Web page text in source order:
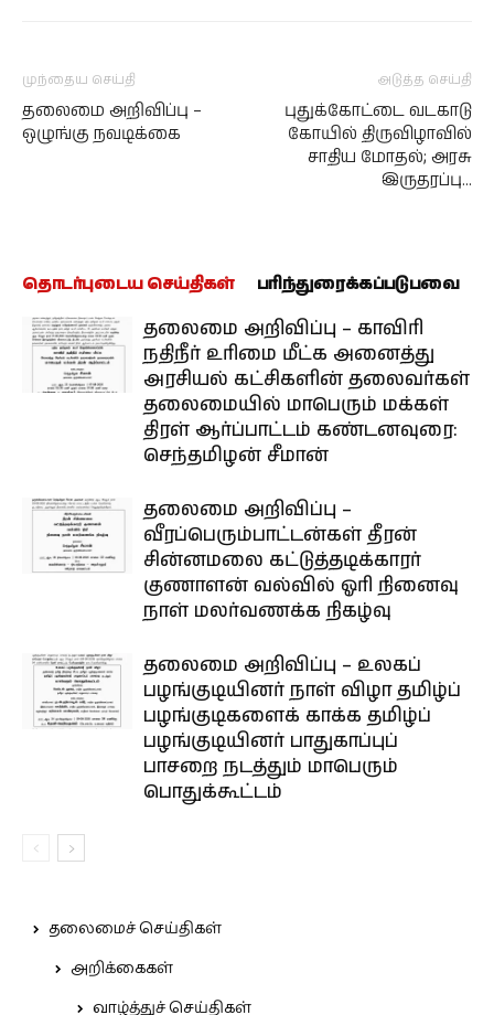
முந்தைய செய்தி
தலைமை அறிவிப்பு –
ஒழுங்கு நவடிக்கை
அடுத்த செய்தி
புதுக்கோட்டை வடகாடு
கோயில் திருவிழாவில்
சாதிய மோதல்; அரசு
இருதரப்பு…
தொடர்புடைய செய்திகள் பரிந்துரைக்கப்படுபவை
தலைமை அறிவிப்பு – காவிரி
நதிநீர் உரிமை மீட்க அனைத்து
அரசியல் கட்சிகளின் தலைவர்கள்
தலைமையில் மாபெரும் மக்கள்
திரள் ஆர்ப்பாட்டம் கண்டனவுரை:
செந்தமிழன் சீமான்
தலைமை அறிவிப்பு –
வீரப்பெரும்பாட்டன்கள் தீரன்
சின்னமலை கட்டுத்தடிக்காரர்
குணாளன் வல்வில் ஓரி நினைவு
நாள் மலர்வணக்க நிகழ்வு
தலைமை அறிவிப்பு – உலகப்
பழங்குடியினர் நாள் விழா தமிழ்ப்
பழங்குடிகளைக் காக்க தமிழ்ப்
பழங்குடியினர் பாதுகாப்புப்
பாசறை நடத்தும் மாபெரும்
பொதுக்கூட்டம்
தலைமைச் செய்திகள்
அறிக்கைகள்
வாழ்த்துச் செய்திகள்